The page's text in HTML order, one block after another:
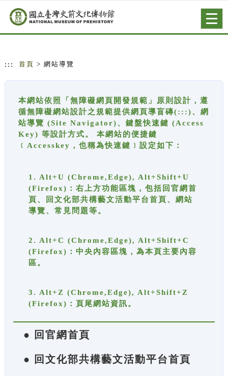
跳到主要內容
網站導覽
::: 首頁 > 網站導覽
本網站依照「無障礙網頁開發規範」原則設計，遵
循無障礙網站設計之規範提供網頁導盲磚(:::)、網
站導覽 (Site Navigator)、鍵盤快速鍵 (Access
Key) 等設計方式。 本網站的便捷鍵
﹝Accesskey，也稱為快速鍵﹞設定如下：
1. Alt+U (Chrome,Edge), Alt+Shift+U
(Firefox)：右上方功能區塊，包括回官網首
頁、回文化部共構藝文活動平台首頁、網站
導覽、常見問題等。
2. Alt+C (Chrome,Edge), Alt+Shift+C
(Firefox)：中央內容區塊，為本頁主要內容
區。
3. Alt+Z (Chrome,Edge), Alt+Shift+Z
(Firefox)：頁尾網站資訊。
● 回官網首頁
● 回文化部共構藝文活動平台首頁